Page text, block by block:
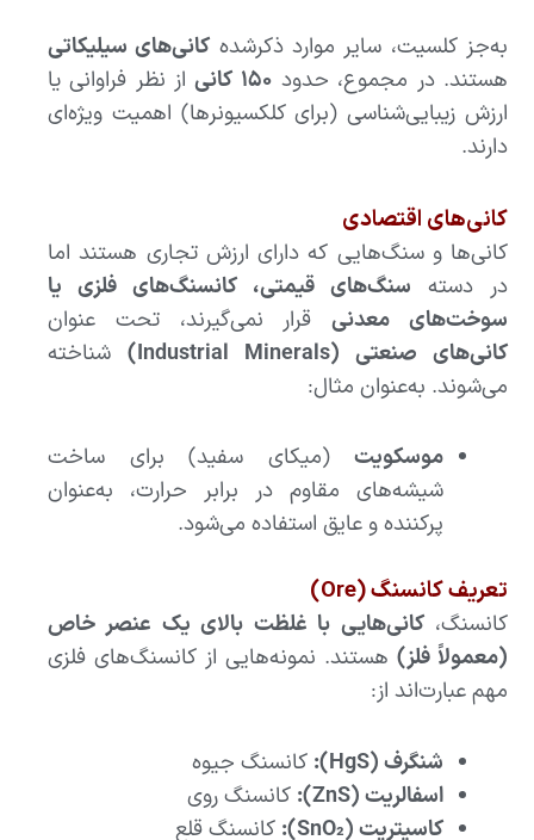
به‌جز کلسیت، سایر موارد ذکرشده کانی‌های سیلیکاتی
هستند. در مجموع، حدود ۱۵۰ کانی
از نظر فراوانی یا
ارزش زیبایی‌شناسی (برای کلکسیونرها) اهمیت ویژه‌ای
دارند.
کانی‌های اقتصادی
کانی‌ها و سنگ‌هایی که دارای ارزش تجاری هستند اما
در دسته سنگ‌های قیمتی، کانسنگ‌های فلزی یا
سوخت‌های معدنیقرار نمی‌گیرند، تحت عنوان
کانی‌های صنعتی (Industrial Minerals)
شناخته
می‌شوند. به‌عنوان مثال:
موسکویت(میکای سفید) برای ساخت
شیشه‌های مقاوم در برابر حرارت، به‌عنوان
پرکننده و عایق استفاده می‌شود.
تعریف کانسنگ (Ore)
کانسنگ، کانی‌هایی با غلظت بالای یک عنصر خاص
(معمولاً فلز)هستند. نمونه‌هایی از کانسنگ‌های فلزی
مهم عبارت‌اند از:
شنگرف (HgS):
کانسنگ جیوه
اسفالریت (ZnS):
کانسنگ روی
کاسیتریت (SnO₂):
کانسنگ قلع